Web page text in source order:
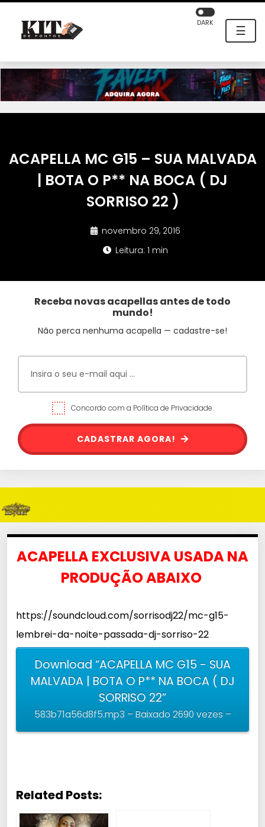
☰
DARK
ACAPELLA MC G15 – SUA MALVADA
| BOTA O P** NA BOCA ( DJ
SORRISO 22 )
novembro 29, 2016
Leitura: 1 min
Receba novas acapellas antes de todo
mundo!
Não perca nenhuma acapella — cadastre-se!
Concordo com a Política de Privacidade.
CADASTRAR AGORA!
ACAPELLA EXCLUSIVA USADA NA
PRODUÇÃO ABAIXO
https://soundcloud.com/sorrisodj22/mc-g15-
lembrei-da-noite-passada-dj-sorriso-22
Download “ACAPELLA MC G15 - SUA
MALVADA | BOTA O P** NA BOCA ( DJ
SORRISO 22”
583b71a56d8f5.mp3 – Baixado 2690 vezes –
Related Posts: